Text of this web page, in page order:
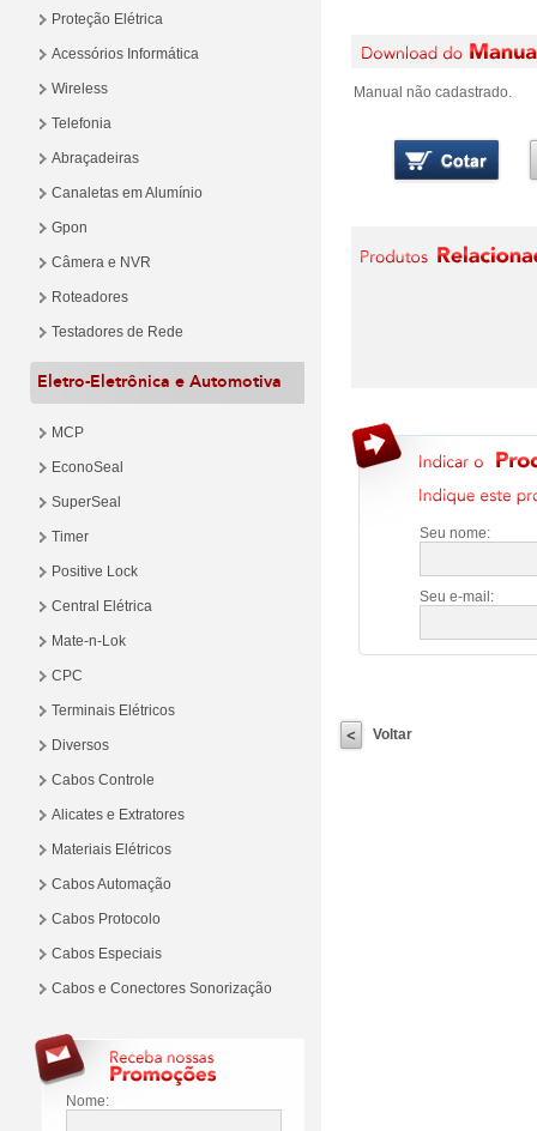
Proteção Elétrica
Acessórios Informática
Wireless
Telefonia
Abraçadeiras
Canaletas em Alumínio
Gpon
Câmera e NVR
Roteadores
Testadores de Rede
Eletro-Eletrônica e Automotiva
MCP
EconoSeal
SuperSeal
Timer
Positive Lock
Central Elétrica
Mate-n-Lok
CPC
Terminais Elétricos
Diversos
Cabos Controle
Alicates e Extratores
Materiais Elétricos
Cabos Automação
Cabos Protocolo
Cabos Especiais
Cabos e Conectores Sonorização
Nome:
Manual não cadastrado.
Seu nome:
Seu e-mail:
Voltar